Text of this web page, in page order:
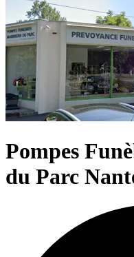
Pompes
du Parc